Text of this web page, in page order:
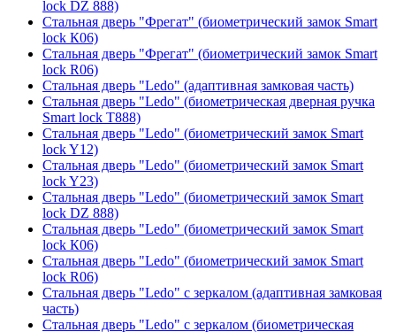
lock DZ 888)
Стальная дверь "Фрегат" (биометрический замок Smart
lock К06)
Стальная дверь "Фрегат" (биометрический замок Smart
lock R06)
Стальная дверь "Ledo" (адаптивная замковая часть)
Стальная дверь "Ledo" (биометрическая дверная ручка
Smart lock T888)
Стальная дверь "Ledo" (биометрический замок Smart
lock Y12)
Стальная дверь "Ledo" (биометрический замок Smart
lock Y23)
Стальная дверь "Ledo" (биометрический замок Smart
lock DZ 888)
Стальная дверь "Ledo" (биометрический замок Smart
lock К06)
Стальная дверь "Ledo" (биометрический замок Smart
lock R06)
Стальная дверь "Ledo" с зеркалом (адаптивная замковая
часть)
Стальная дверь "Ledo" с зеркалом (биометрическая